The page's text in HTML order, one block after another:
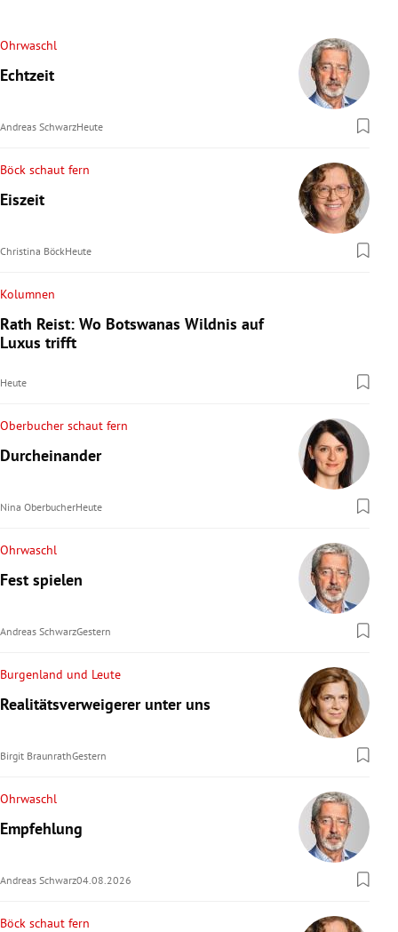
Ohrwaschl
Echtzeit
Andreas SchwarzHeute
Böck schaut fern
Eiszeit
Christina BöckHeute
Kolumnen
Rath Reist: Wo Botswanas Wildnis auf
Luxus trifft
Heute
Oberbucher schaut fern
Durcheinander
Nina OberbucherHeute
Ohrwaschl
Fest spielen
Andreas SchwarzGestern
Burgenland und Leute
Realitätsverweigerer unter uns
Birgit BraunrathGestern
Ohrwaschl
Empfehlung
Andreas Schwarz04.08.2026
Böck schaut fern